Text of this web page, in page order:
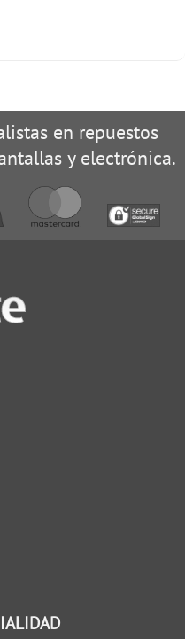
en repuestos
y electrónica.